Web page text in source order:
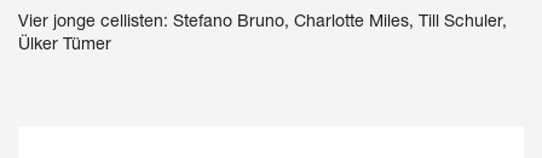
Vier jonge cellisten: Stefano Bruno, Charlotte Miles, Till Schuler,
Ülker Tümer